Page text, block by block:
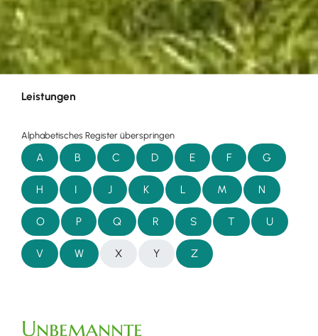
Leistungen
Alphabetisches Register überspringen
A B C D E F G
H I J K L M N
O P Q R S T U
V W X Y Z
Unbemannte